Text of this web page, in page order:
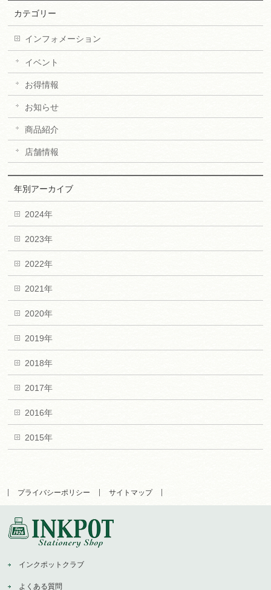
カテゴリー
インフォメーション
イベント
お得情報
お知らせ
商品紹介
店舗情報
年別アーカイブ
2024年
2023年
2022年
2021年
2020年
2019年
2018年
2017年
2016年
2015年
プライバシーポリシー サイトマップ
インクポットクラブ
よくある質問